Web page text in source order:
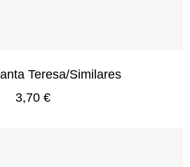
Teresa/Similares
3,70 €